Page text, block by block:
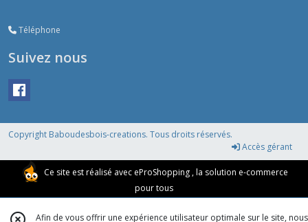
Téléphone
Suivez nous
Copyright Baboudesbois-creations. Tous droits réservés.
Accès gérant
Ce site est réalisé avec eProShopping, la solution e-commerce
pour tous
Afin de vous offrir une expérience utilisateur optimale sur le site, nous